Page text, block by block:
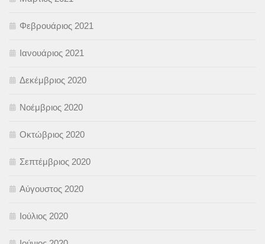
Φεβρουάριος 2021
Ιανουάριος 2021
Δεκέμβριος 2020
Νοέμβριος 2020
Οκτώβριος 2020
Σεπτέμβριος 2020
Αύγουστος 2020
Ιούλιος 2020